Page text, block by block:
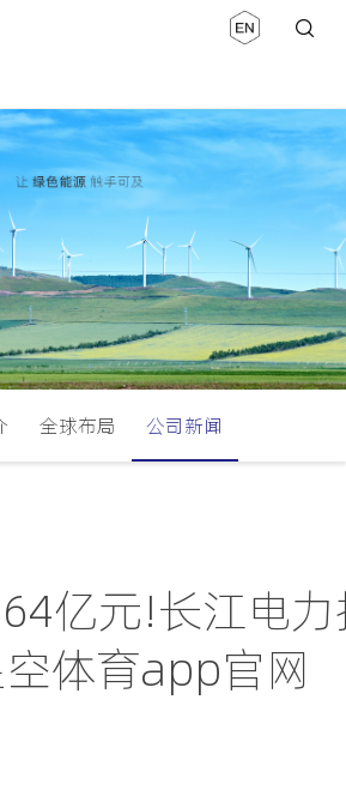
全球布局 公司新闻
亿元!长江电
体育app官网